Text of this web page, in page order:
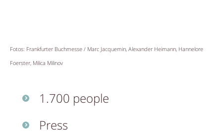
Fotos: Frankfurter Buchmesse / Marc Jacquemin, Alexander Heimann, Hannelore
Foerster, Milica Milinov
1.700 people
Press